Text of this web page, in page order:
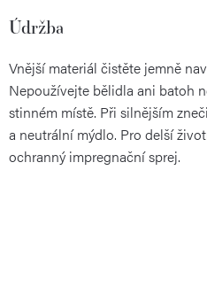
Údržba
Vnější materiál čistěte jemně
Nepoužívejte bělidla ani batoh
stinném místě. Při silnějším
a neutrální mýdlo. Pro delší
ochranný impregnační sprej.